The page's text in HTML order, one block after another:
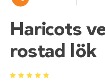
Haricots
rostad lök
1 2 3 4 5